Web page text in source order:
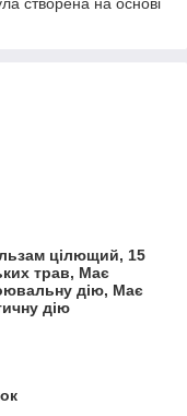
цілющий, 15
трав, Має
дію, Має
дію